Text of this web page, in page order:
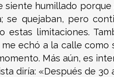
siente humillado porque
se quejaban, pero
estas limitaciones.
echó a la calle como
Más aún, es
diría: «Después de